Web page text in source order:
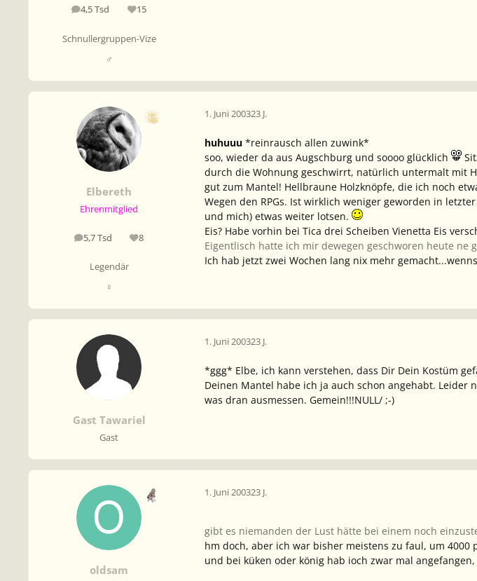
4,5 Tsd
Beiträge 15
Reputation
Schnullergruppen-Vize
♂
Elbereth
Ehrenmitglied
5,7 Tsd
Beiträge 8
Reputation
Legendär
♀
1. Juni 200323 J.
huhuuu *reinrausch allen zuwink*
soo, wieder da aus Augschburg und soooo glücklich
durch die Wohnung geschwirrt, natürlich untermalt mit
gut zum Mantel! Hellbraune Holzknöpfe, die ich noch
Wegen den RPGs. Ist wirklich weniger geworden in
und mich) etwas weiter lotsen.
Eis? Habe vorhin bei Tica drei Scheiben Vienetta Eis
Eigentlisch hatte ich mir dewegen geschworen heute
Ich hab jetzt zwei Wochen lang nix mehr
Gast Tawariel
Gast
1. Juni 200323 J.
*ggg* Elbe, ich kann verstehen, dass Dir Dein Kostüm
Deinen Mantel habe ich ja auch schon angehabt.
was dran ausmessen. Gemein!!!NULL/ ;-)
oldsam
1. Juni 200323 J.
gibt es niemanden der Lust hätte bei einem noch
hm doch, aber ich war bisher meistens zu faul, um 4000
und bei küken oder könig hab ioch zwar mal